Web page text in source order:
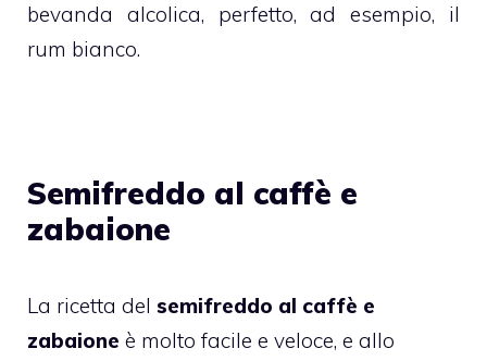
bevanda alcolica, perfetto, ad esempio, il
rum bianco.
Semifreddo al caffè e
zabaione
La ricetta del semifreddo al caffè e
zabaione è molto facile e veloce, e allo